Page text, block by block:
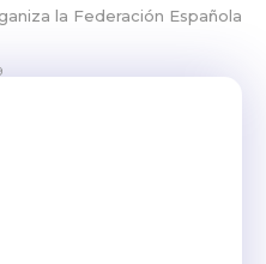
la Federación Española